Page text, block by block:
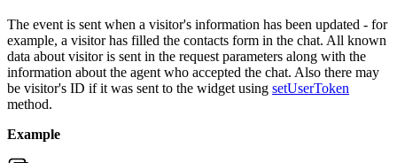
The event is sent when a visitor's information has been updated - for
example, a visitor has filled the contacts form in the chat. All known
data about visitor is sent in the request parameters along with the
information about the agent who accepted the chat. Also there may
be visitor's ID if it was sent to the widget using setUserToken
method.
Example